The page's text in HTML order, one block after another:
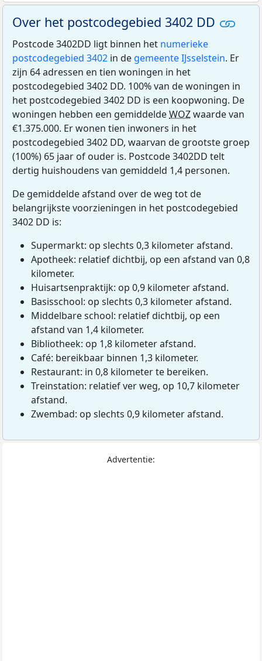
Over het postcodegebied 3402 DD
Postcode 3402DD ligt binnen het numerieke
postcodegebied 3402 in de gemeente IJsselstein. Er
zijn 64 adressen en tien woningen in het
postcodegebied 3402 DD. 100% van de woningen in
het postcodegebied 3402 DD is een koopwoning. De
woningen hebben een gemiddeldeWOZwaarde van
€1.375.000. Er wonen tien inwoners in het
postcodegebied 3402 DD, waarvan de grootste groep
(100%) 65 jaar of ouder is. Postcode 3402DD telt
dertig huishoudens van gemiddeld 1,4 personen.
De gemiddelde afstand over de weg tot de
belangrijkste voorzieningen in het postcodegebied
3402 DD is:
Supermarkt: op slechts 0,3 kilometer afstand.
Apotheek: relatief dichtbij, op een afstand van 0,8
kilometer.
Huisartsenpraktijk: op 0,9 kilometer afstand.
Basisschool: op slechts 0,3 kilometer afstand.
Middelbare school: relatief dichtbij, op een
afstand van 1,4 kilometer.
Bibliotheek: op 1,8 kilometer afstand.
Café: bereikbaar binnen 1,3 kilometer.
Restaurant: in 0,8 kilometer te bereiken.
Treinstation: relatief ver weg, op 10,7 kilometer
afstand.
Zwembad: op slechts 0,9 kilometer afstand.
Advertentie: